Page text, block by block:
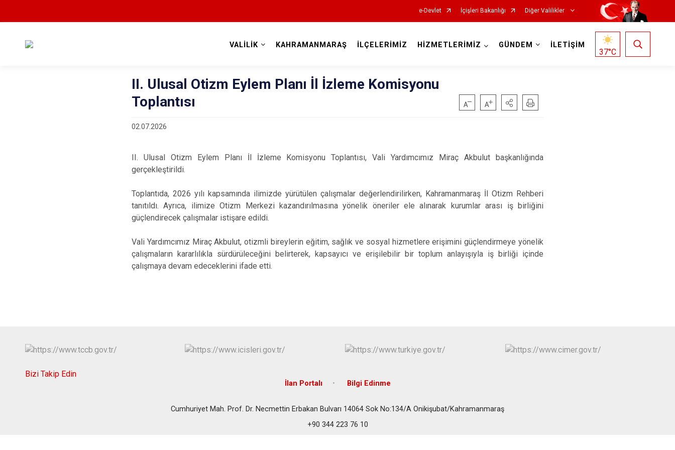
e-Devlet İçişleri Bakanlığı Diğer Valilikler
VALİLİK KAHRAMANMARAŞ İLÇELERİMİZ HİZMETLERİMİZ GÜNDEM İLETİŞİM
37°C
II. Ulusal Otizm Eylem Planı İl İzleme Komisyonu
Toplantısı
02.07.2026
II. Ulusal Otizm Eylem Planı İl İzleme Komisyonu Toplantısı, Vali Yardımcımız Miraç Akbulut başkanlığında
gerçekleştirildi.
Toplantıda, 2026 yılı kapsamında ilimizde yürütülen çalışmalar değerlendirilirken, Kahramanmaraş İl Otizm Rehberi
tanıtıldı. Ayrıca, ilimize Otizm Merkezi kazandırılmasına yönelik öneriler ele alınarak kurumlar arası iş birliğini
güçlendirecek çalışmalar istişare edildi.
Vali Yardımcımız Miraç Akbulut, otizmli bireylerin eğitim, sağlık ve sosyal hizmetlere erişimini güçlendirmeye yönelik
çalışmaların kararlılıkla sürdürüleceğini belirterek, kapsayıcı ve erişilebilir bir toplum anlayışıyla iş birliği içinde
çalışmaya devam edeceklerini ifade etti.
Bizi Takip Edin
İlan Portalı Bilgi Edinme
Cumhuriyet Mah. Prof. Dr. Necmettin Erbakan Bulvarı 14064 Sok No:134/A Onikişubat/Kahramanmaraş
+90 344 223 76 10